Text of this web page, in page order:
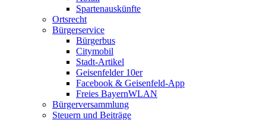
Spartenauskünfte
Ortsrecht
Bürgerservice
Bürgerbus
Citymobil
Stadt-Artikel
Geisenfelder 10er
Facebook & Geisenfeld-App
Freies BayernWLAN
Bürgerversammlung
Steuern und Beiträge